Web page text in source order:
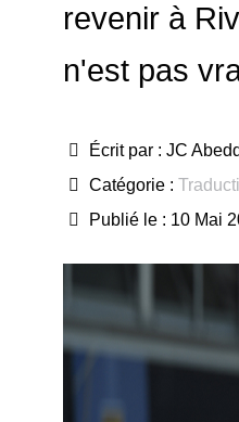
revenir à
n'est pas
Écrit par : JC
Catégorie :
Publié le : 10 Mai